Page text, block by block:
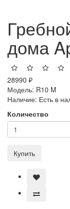
дома
28990 ₽
Модель: R10 M
Наличие: Есть в
Количество
Купить